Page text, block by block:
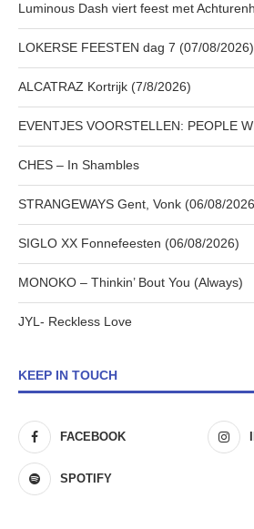
Luminous Dash viert feest met
LOKERSE FEESTEN dag 7 (07/08/2026)
ALCATRAZ Kortrijk (7/8/2026)
EVENTJES VOORSTELLEN: PEOPLE
CHES – In Shambles
STRANGEWAYS Gent, Vonk (06/08/
SIGLO XX Fonnefeesten (06/08/2026)
MONOKO – Thinkin’ Bout You (Always)
JYL- Reckless Love
KEEP IN TOUCH
FACEBOOK
SPOTIFY